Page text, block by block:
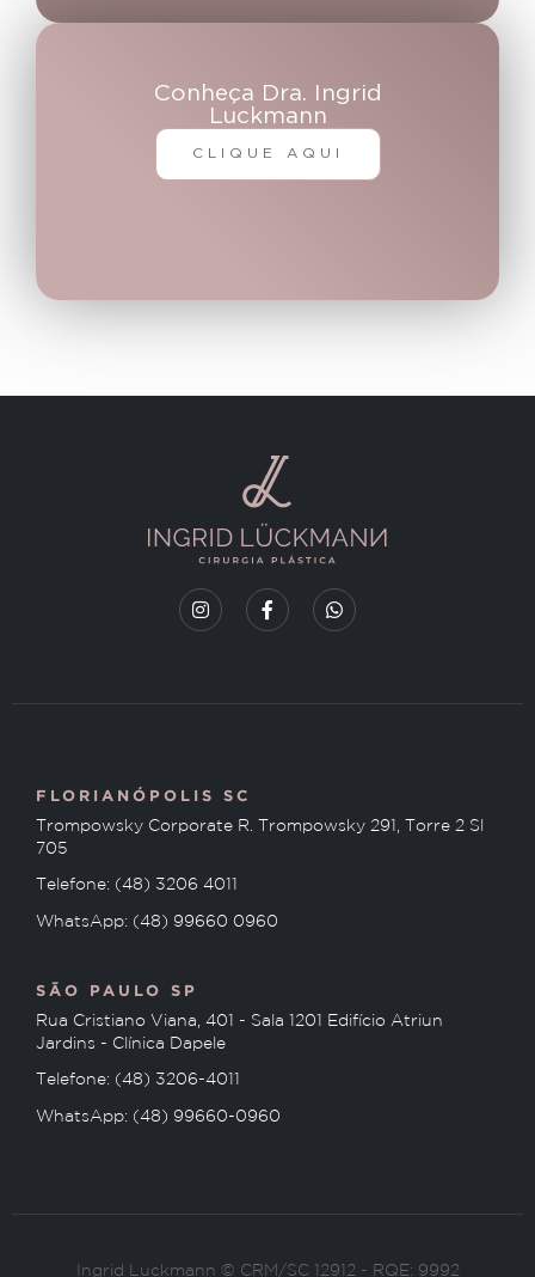
Conheça Dra. Ingrid
Luckmann
CLIQUE AQUI
FLORIANÓPOLIS SC
Trompowsky Corporate R. Trompowsky 291, Torre 2 Sl
705
Telefone: (48) 3206 4011
WhatsApp: (48) 99660 0960
SÃO PAULO SP
Rua Cristiano Viana, 401 - Sala 1201 Edifício Atriun
Jardins - Clínica Dapele
Telefone: (48) 3206-4011
WhatsApp: (48) 99660-0960
Ingrid Luckmann © CRM/SC 12912 - RQE: 9992